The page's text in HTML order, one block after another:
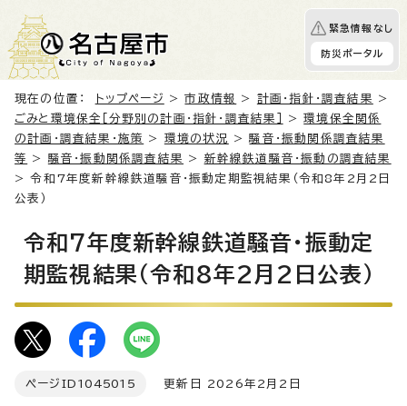
緊急情報なし
防災ポータル
現在の位置： トップページ >市政情報 > 計画・指針・調査結果
>
ごみと環境保全［分野別の計画・指針・調査結果］
>環境保全関係
の計画・調査結果・施策
> 環境の状況 >騒音・振動関係調査結果
等
> 騒音・振動関係調査結果 > 新幹線鉄道騒音・振動の調査結果
> 令和7年度新幹線鉄道騒音・振動定期監視結果（令和8年2月2日
公表）
令和7年度新幹線鉄道騒音・振動定
期監視結果（令和8年2月2日公表）
ページID 1045015 更新日 2026年2月2日